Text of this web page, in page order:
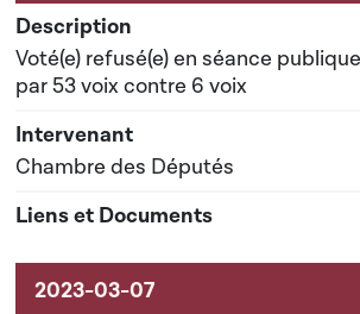
Voté(e) refusé(e) en séance
par 53 voix contre 6 voix
Chambre des Députés